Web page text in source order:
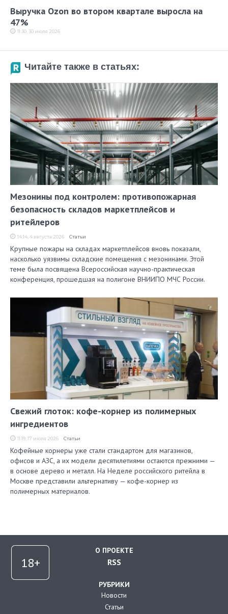
Выручка Ozon во втором квартале выросла на
47%
11:30, 30 июля 2026
Читайте также в статьях:
Мезонины под контролем: противопожарная
безопасность складов маркетплейсов и
ритейлеров
14:14, 4 августа 2026 Статьи
Крупные пожары на складах маркетплейсов вновь показали,
насколько уязвимы складские помещения с мезонинами. Этой
теме была посвящена Всероссийская научно-практическая
конференция, прошедшая на полигоне ВНИИПО МЧС России.
Свежий глоток: кофе-корнер из полимерных
ингредиентов
11:19, 17 июля 2026 Статьи
Кофейные корнеры уже стали стандартом для магазинов,
офисов и АЗС, а их модели десятилетиями остаются прежними —
в основе дерево и металл. На Неделе российского ритейла в
Москве представили альтернативу — кофе-корнер из
полимерных материалов.
О ПРОЕКТЕ
RSS
РУБРИКИ
Новости
Статьи